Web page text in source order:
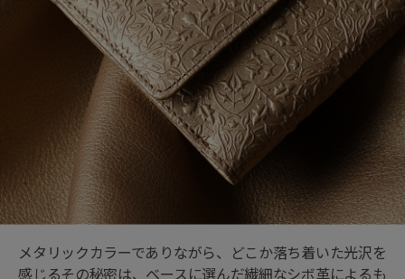
メタリックカラーでありながら、どこか落ち着いた光沢を
感じるその秘密は、ベースに選んだ繊細なシボ革によるも